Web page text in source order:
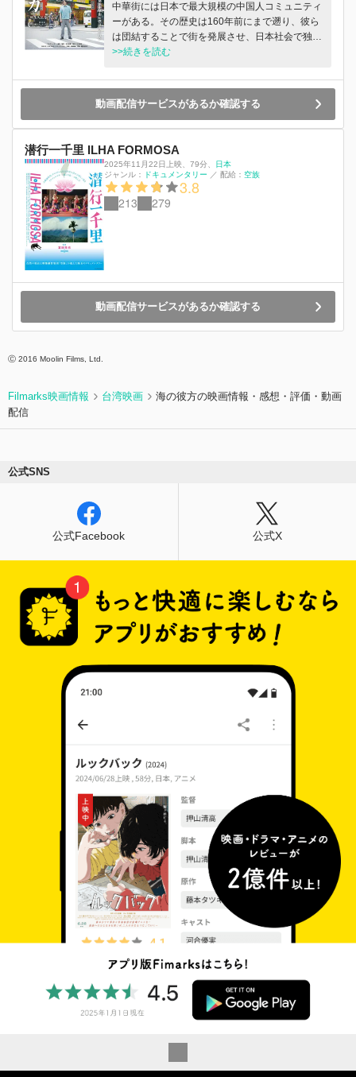
中華街には日本で最大規模の中国人コミュニティ
ーがある。その歴史は160年前にまで遡り、彼ら
は団結することで街を発展させ、日本社会で独自
の地位を築いた。しかし、その道のりは平坦なも
東を支持する教育が行われているとして、教師が
学校から追放されるという事件が起きた。この
「学校事件」の結果、横浜中華街は大陸系と台湾
系に学校と華僑総会が分裂。長きにわたり対立が
難と葛藤の歴史。そして、共生の時代を歩む現
在。映画は横浜中華街の観光地ではない知られざ
る一面を映していく。華僑四世の林隆太(37)は十
五才の時に父・学文が中国人だと初めて知った。
の姿があった。日本人として育った隆太は、なぜ
同じ日本で暮らす中国人同士で対立するのか理解
できなかった。「台湾は中国の一部。毛沢東は親
する。中国・華僑のことを何も知らない隆太は、
弄された華僑の複雑な想いに気づいていく。
>>続きを読む
動画配信サービスがあるか確認する
潜行一千里 ILHA FORMOSA
2025年11月22日上映 79分
日本
ジャンル：
ドキュメンタリー ／ 配給： 空族
3.8
213 279
動画配信サービスがあるか確認する
Ⓒ 2016 Moolin Films, Ltd.
Filmarks映画情報 台湾映画
海の彼方の映画情報・感想・評価・動画
配信
公式SNS
公式Facebook 公式X